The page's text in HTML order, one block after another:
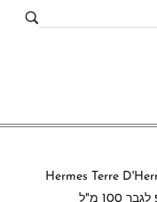
Hermes Terre